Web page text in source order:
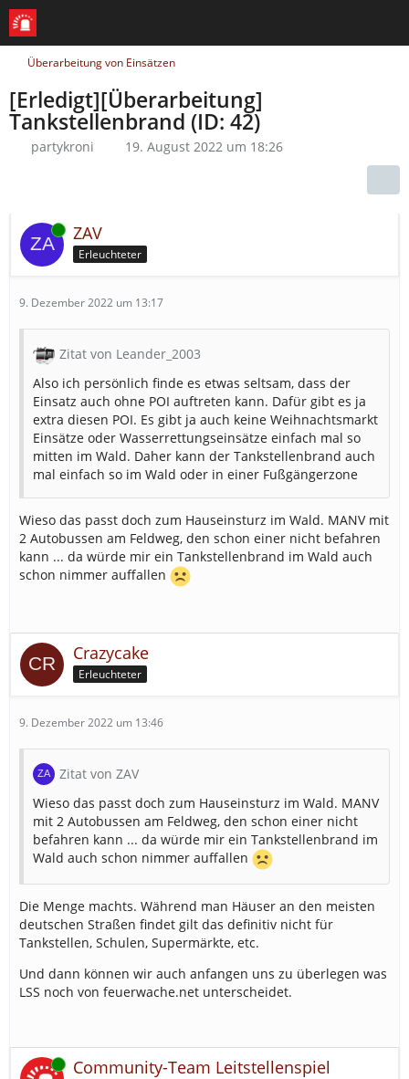
Überarbeitung von Einsätzen
[Erledigt][Überarbeitung]
Tankstellenbrand (ID: 42)
partykroni 19. August 2022 um 18:26
Online ZAV
Erleuchteter
9. Dezember 2022 um 13:17
Zitat von Leander_2003
Also ich persönlich finde es etwas seltsam, dass der
Einsatz auch ohne POI auftreten kann. Dafür gibt es ja
extra diesen POI. Es gibt ja auch keine Weihnachtsmarkt
Einsätze oder Wasserrettungseinsätze einfach mal so
mitten im Wald. Daher kann der Tankstellenbrand auch
mal einfach so im Wald oder in einer Fußgängerzone
Wieso das passt doch zum Hauseinsturz im Wald. MANV mit
2 Autobussen am Feldweg, den schon einer nicht befahren
kann ... da würde mir ein Tankstellenbrand im Wald auch
schon nimmer auffallen
Crazycake
Erleuchteter
9. Dezember 2022 um 13:46
Zitat von ZAV
Wieso das passt doch zum Hauseinsturz im Wald. MANV
mit 2 Autobussen am Feldweg, den schon einer nicht
befahren kann ... da würde mir ein Tankstellenbrand im
Wald auch schon nimmer auffallen
Die Menge machts. Während man Häuser an den meisten
deutschen Straßen findet gilt das definitiv nicht für
Tankstellen, Schulen, Supermärkte, etc.
Und dann können wir auch anfangen uns zu überlegen was
LSS noch von feuerwache.net unterscheidet.
Online Community-Team Leitstellenspiel